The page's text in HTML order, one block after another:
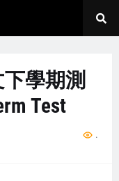
學期測
Test
...